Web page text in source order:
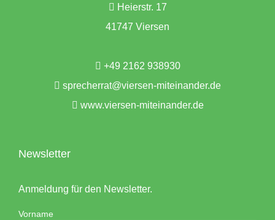
Heierstr. 17
41747 Viersen
+49 2162 938930
sprecherrat@viersen-miteinander.de
www.viersen-miteinander.de
Newsletter
Anmeldung für den Newsletter.
Vorname